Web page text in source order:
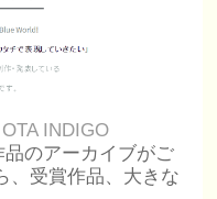
OTA INDIGO
のアーカイブがご
、受賞作品、大きな